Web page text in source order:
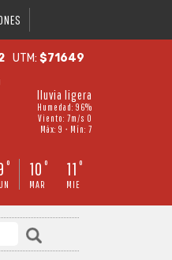
UTM:$71649
lluvia ligera
Humedad: 96%
Viento: 7m/s O
Máx: 9 • Mín: 7
° 10 °
MAR
11 °
MIE